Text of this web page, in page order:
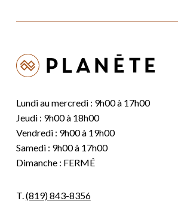
Lundi au mercredi : 9h00 à 17h00
Jeudi : 9h00 à 18h00
Vendredi : 9h00 à 19h00
Samedi : 9h00 à 17h00
Dimanche : FERMÉ
T.(819) 843-8356